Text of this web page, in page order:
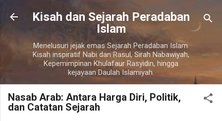
Langsung ke konten utama
Kisah dan Sejarah Peradaban
Islam
Menelusuri jejak emas Sejarah Peradaban Islam.
Kisah inspiratif Nabi dan Rasul, Sirah Nabawiyah,
Kepemimpinan Khulafaur Rasyidin, hingga
kejayaan Daulah Islamiyah.
Nasab Arab: Antara Harga Diri, Politik,
dan Catatan Sejarah